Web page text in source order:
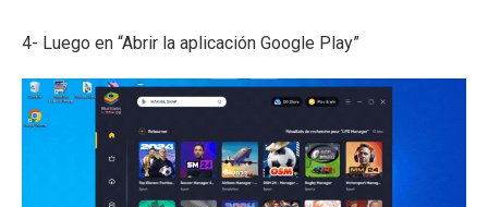
4- Luego en “Abrir la aplicación Google Play”